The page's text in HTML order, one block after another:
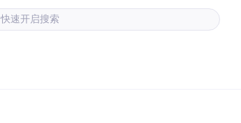
快速开启搜索